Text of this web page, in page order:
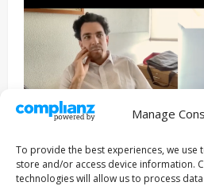
Manage
To provide the best experiences, we use
store and/or access device information.
technologies will allow us to process
Entrevista Series
ENCUENTROS CON IVÁN URIEL
RIVEROLL